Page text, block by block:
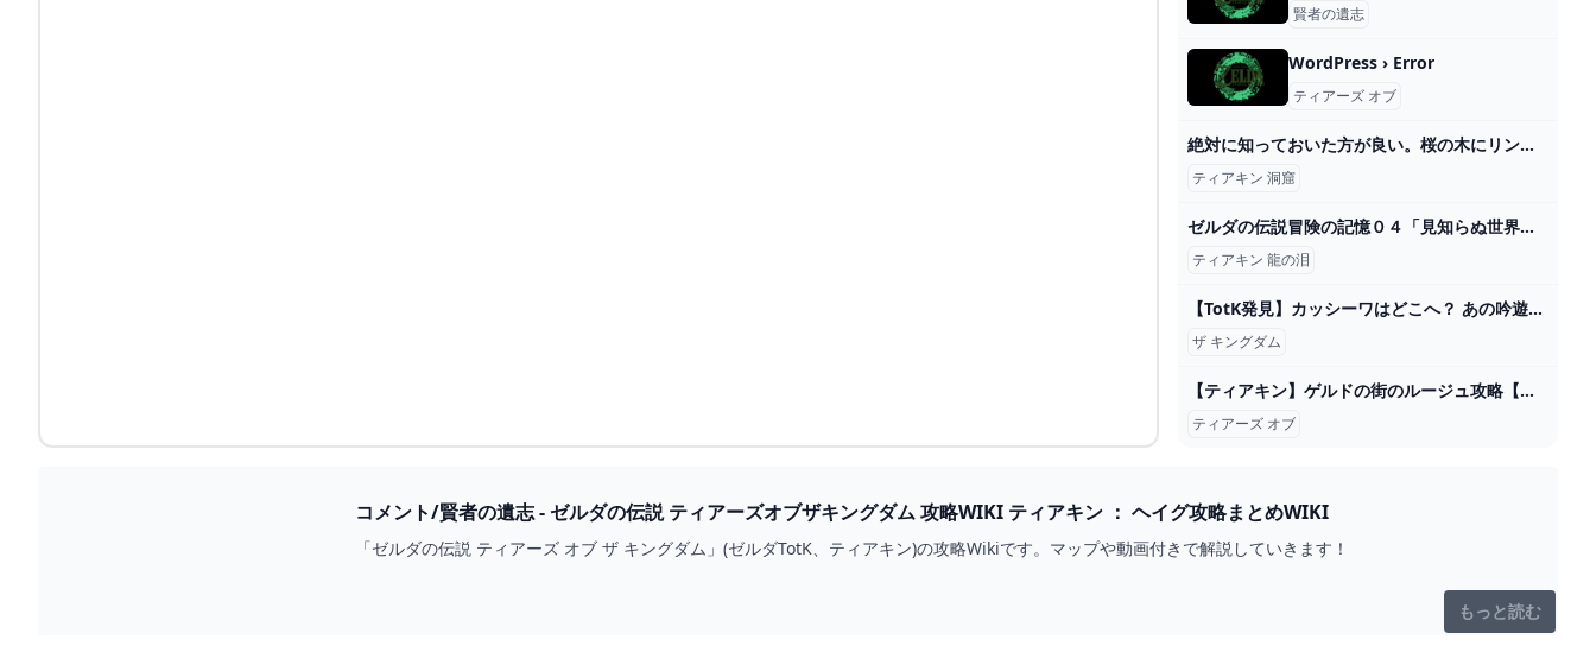
賢者の遺志
WordPress › Error
ティアーズ オブ
絶対に知っておいた方が良い。桜の木にリンゴをお供えすると...【ゼルダの伝説ティアーズオブザキングダム攻略 ティアキン】洞窟や探索に役立つ情報を初心者向けに解説 - YouTube
ティアキン 洞窟
ゼルダの伝説冒険の記憶０４「見知らぬ世界」。龍の泪。 - YouTube
ティアキン 龍の泪
【TotK発見】カッシーワはどこへ？ あの吟遊詩人の行方を徹底調査｜『ゼルダの伝説 ティアーズ オブ ザ キングダム』ハイラル調査隊 – Nintendo DREAM WEB
ザ キングダム
【ティアキン】ゲルドの街のルージュ攻略【ゼルダの伝説ティアーズオブザキングダム】 - ゲームウィズ
ティアーズ オブ
コメント/賢者の遺志 - ゼルダの伝説 ティアーズオブザキングダム 攻略WIKI ティアキン ： ヘイグ攻略まとめWIKI
「ゼルダの伝説 ティアーズ オブ ザ キングダム」(ゼルダTotK、ティアキン)の攻略Wikiです。マップや動画付きで解説していきます！
もっと読む